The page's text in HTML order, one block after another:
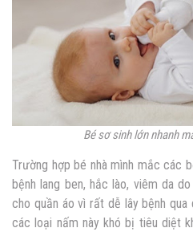
Bé sơ sinh lớn nhanh
Trường hợp bé nhà mình mắc các
bệnh lang ben, hắc lào, viêm da
cho quần áo vì rất dễ lây bệnh
các loại nấm này khó bị tiêu diệt